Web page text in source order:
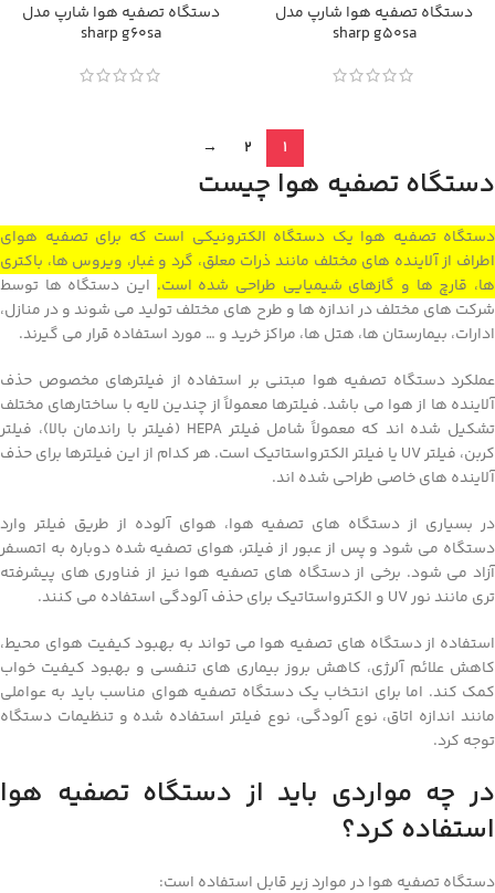
دستگاه تصفیه هوا شارپ مدل
sharp g50sa
دستگاه تصفیه هوا شارپ مدل
sharp g60sa
1
2
→
دستگاه تصفیه هوا چیست
دستگاه تصفیه هوا یک دستگاه الکترونیکی است که برای تصفیه هوای
اطراف از آلاینده های مختلف مانند ذرات معلق، گرد و غبار، ویروس ها، باکتری
ها، قارچ ها و گازهای شیمیایی طراحی شده است. این دستگاه ها توسط
شرکت های مختلف در اندازه ها و طرح های مختلف تولید می شوند و در منازل،
ادارات، بیمارستان ها، هتل ها، مراکز خرید و … مورد استفاده قرار می گیرند.
عملکرد دستگاه تصفیه هوا مبتنی بر استفاده از فیلترهای مخصوص حذف
آلاینده ها از هوا می باشد. فیلترها معمولاً از چندین لایه با ساختارهای مختلف
تشکیل شده اند که معمولاً شامل فیلتر HEPA (فیلتر با راندمان بالا)، فیلتر
کربن، فیلتر UV یا فیلتر الکترواستاتیک است. هر کدام از این فیلترها برای حذف
آلاینده های خاصی طراحی شده اند.
در بسیاری از دستگاه های تصفیه هوا، هوای آلوده از طریق فیلتر وارد
دستگاه می شود و پس از عبور از فیلتر، هوای تصفیه شده دوباره به اتمسفر
آزاد می شود. برخی از دستگاه های تصفیه هوا نیز از فناوری های پیشرفته
تری مانند نور UV و الکترواستاتیک برای حذف آلودگی استفاده می کنند.
استفاده از دستگاه های تصفیه هوا می تواند به بهبود کیفیت هوای محیط،
کاهش علائم آلرژی، کاهش بروز بیماری های تنفسی و بهبود کیفیت خواب
کمک کند. اما برای انتخاب یک دستگاه تصفیه هوای مناسب باید به عواملی
مانند اندازه اتاق، نوع آلودگی، نوع فیلتر استفاده شده و تنظیمات دستگاه
توجه کرد.
در چه مواردی باید از دستگاه تصفیه هوا
استفاده کرد؟
دستگاه تصفیه هوا در موارد زیر قابل استفاده است: